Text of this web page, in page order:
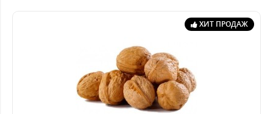
ХИТ ПРОДАЖ